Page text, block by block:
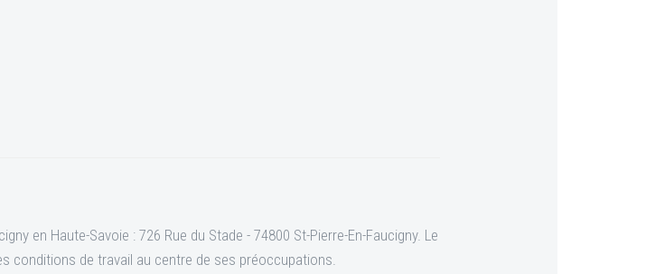
en Haute-Savoie : 726 Rue du Stade - 74800 St-Pierre-En-Faucigny. Le
conditions de travail au centre de ses préoccupations.